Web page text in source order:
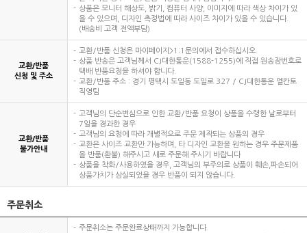
상품은 모니터 해상도, 밝기, 컴퓨터 사양, 이미지에 따라 색상 차이가 있
을 수 있으며, 디자인 측정법에 따라 사이즈 차이가 있을 수 있습니다.
(배송비 고객 전액부담)
교환/반품
신청 및 주소
교환/반품 신청은 마이페이지>1:1문의에서 접수하십시오.
상품 반송은 고객님께서 CJ대한통운(1588-1255)에 직접 원송장번호로
택배 반품요청을 하셔야 합니다.
교환/반품 주소 : 경기 평택시 도일동 도일로 327 / CJ대한통운 엘칸토
직영팀
교환/반품
불가안내
고객님의 단순변심으로 인한 교환/반품 요청이 상품을 수령한 날로부터
7일을 경과한 경우
고객님의 요청에 따라 개별적으로 주문 제작되는 상품의 경우
교환은 사이즈 교환만 가능하며, 타 디자인 교환을 원하는 경우 주문제품
을 반품(환불) 해주시고 새로 주문해 주시기 바랍니다
상품을 착화/사용하였을 경우, 고객님의 부주의로 상품이 훼손,파손되어
상품가치가 상실되었을 경우 반품이 되지 않습니다.
주문취소
주문취소는 주문완료상태까지 가능합니다.